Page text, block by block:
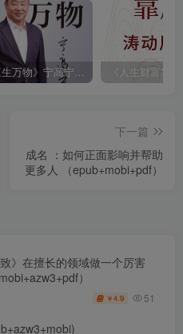
《三生万物》宁高宁（epub+mobi+azw3+pdf）
下一篇
成名 ：如何正面影响并帮助
更多人 （epub+mobi+pdf）
致》在擅长的领域做一个厉害
）
￥4.9 51